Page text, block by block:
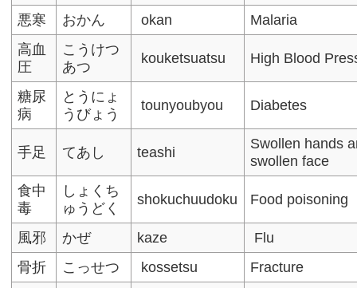
悪寒
おかん okan
Malaria
高血
圧
こうけつ
あつ
kouketsuatsu High Blood
糖尿
病
とうにょ
うびょう
tounyoubyou Diabetes
手足 てあし teashi
Swollen hands
swollen face
食中
毒
しょくち
ゅうどく
shokuchuudoku Food poisoning
風邪 かぜ kaze
Flu
骨折
こっせつ kossetsu
Fracture